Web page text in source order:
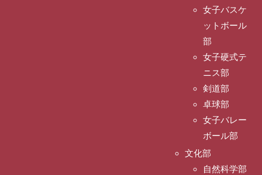
女子バスケ
ットボール
部
女子硬式テ
ニス部
剣道部
卓球部
女子バレー
ボール部
文化部
自然科学部